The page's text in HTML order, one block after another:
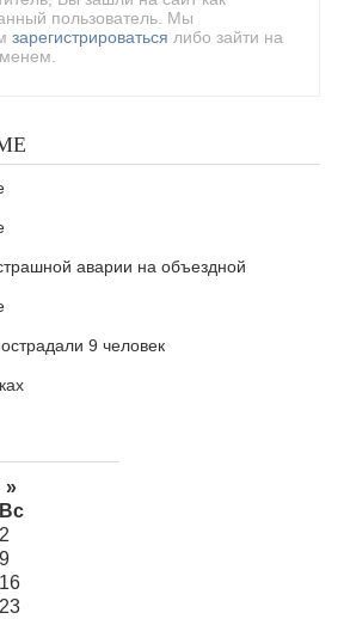
пользователь. Мы
зарегистрироваться либо зайти на
аварии на объездной
9 человек
»
Вс
2
9
16
23